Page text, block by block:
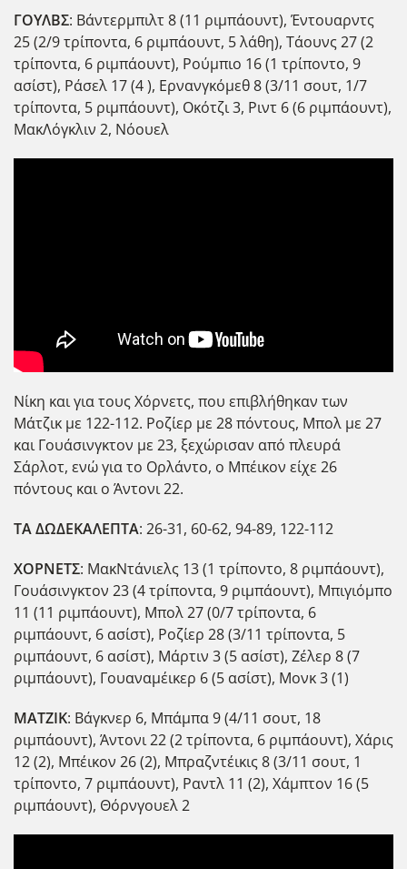
ΓΟΥΛΒΣ: Βάντερμπιλτ 8 (11 ριμπάουντ), Έντουαρντς
25 (2/9 τρίποντα, 6 ριμπάουντ, 5 λάθη), Τάουνς 27 (2
τρίποντα, 6 ριμπάουντ), Ρούμπιο 16 (1 τρίποντο, 9
ασίστ), Ράσελ 17 (4 ), Ερνανγκόμεθ 8 (3/11 σουτ, 1/7
τρίποντα, 5 ριμπάουντ), Οκότζι 3, Ριντ 6 (6 ριμπάουντ),
ΜακΛόγκλιν 2, Νόουελ
Νίκη και για τους Χόρνετς, που επιβλήθηκαν των
Μάτζικ με 122-112. Ροζίερ με 28 πόντους, Μπολ με 27
και Γουάσινγκτον με 23, ξεχώρισαν από πλευρά
Σάρλοτ, ενώ για το Ορλάντο, ο Μπέικον είχε 26
πόντους και ο Άντονι 22.
ΤΑ ΔΩΔΕΚΑΛΕΠΤΑ: 26-31, 60-62, 94-89, 122-112
ΧΟΡΝΕΤΣ: ΜακΝτάνιελς 13 (1 τρίποντο, 8 ριμπάουντ),
Γουάσινγκτον 23 (4 τρίποντα, 9 ριμπάουντ), Μπιγιόμπο
11 (11 ριμπάουντ), Μπολ 27 (0/7 τρίποντα, 6
ριμπάουντ, 6 ασίστ), Ροζίερ 28 (3/11 τρίποντα, 5
ριμπάουντ, 6 ασίστ), Μάρτιν 3 (5 ασίστ), Ζέλερ 8 (7
ριμπάουντ), Γουαναμέικερ 6 (5 ασίστ), Μονκ 3 (1)
ΜΑΤΖΙΚ: Βάγκνερ 6, Μπάμπα 9 (4/11 σουτ, 18
ριμπάουντ), Άντονι 22 (2 τρίποντα, 6 ριμπάουντ), Χάρις
12 (2), Μπέικον 26 (2), Μπραζντέικις 8 (3/11 σουτ, 1
τρίποντο, 7 ριμπάουντ), Ραντλ 11 (2), Χάμπτον 16 (5
ριμπάουντ), Θόρνγουελ 2